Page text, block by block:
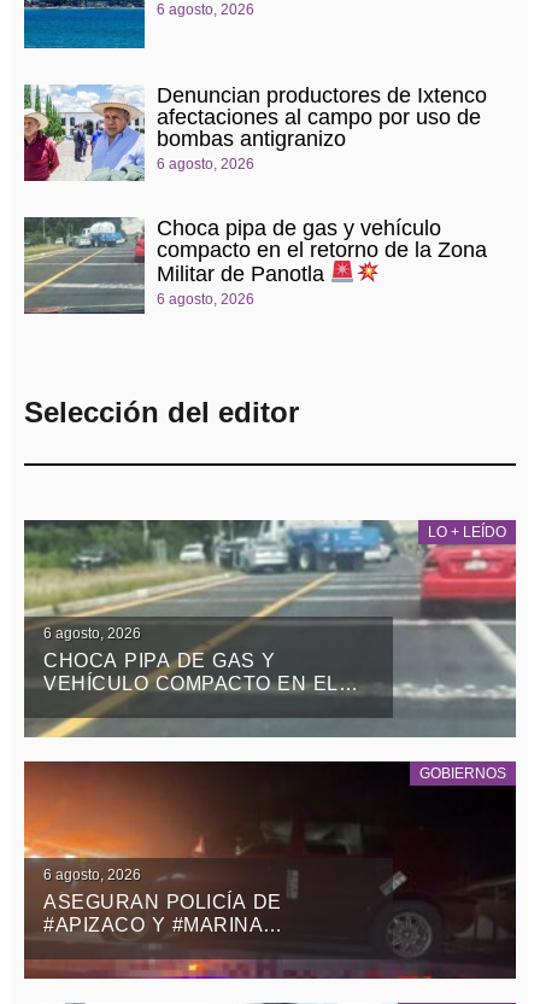
6 agosto, 2026
Denuncian productores de Ixtenco
afectaciones al campo por uso de
bombas antigranizo
6 agosto, 2026
Choca pipa de gas y vehículo
compacto en el retorno de la Zona
Militar de Panotla
6 agosto, 2026
Selección del editor
LO + LEÍDO
6 agosto, 2026
CHOCA PIPA DE GAS Y
VEHÍCULO COMPACTO EN EL
RETORNO DE LA ZONA MILITAR
DE PANOTLA
GOBIERNOS
6 agosto, 2026
ASEGURAN POLICÍA DE
#APIZACO Y #MARINA
VEHÍCULO CON REPORTE DE
ROBO Y DETIENEN A UN